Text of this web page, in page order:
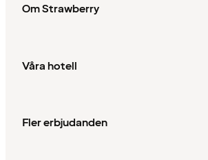
Om Strawberry
Våra hotell
Fler erbjudanden